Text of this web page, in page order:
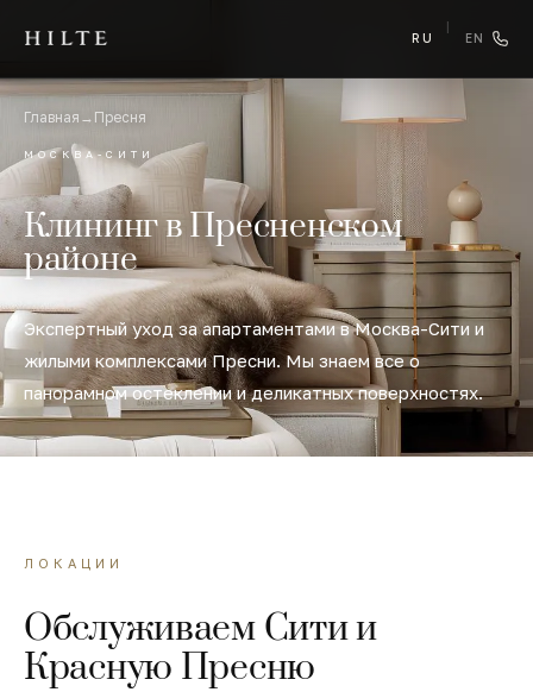
RU
|
EN
Главная → Пресня
МОСКВА-СИТИ
Клининг в Пресненском
районе
Экспертный уход за апартаментами в Москва-Сити и
жилыми комплексами Пресни. Мы знаем все о
панорамном остеклении и деликатных поверхностях.
ЛОКАЦИИ
Обслуживаем Сити и
Красную Пресню